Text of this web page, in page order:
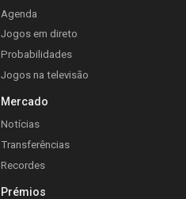
Agenda
Jogos em direto
Probabilidades
Jogos na televisão
Mercado
Notícias
Transferências
Recordes
Prémios